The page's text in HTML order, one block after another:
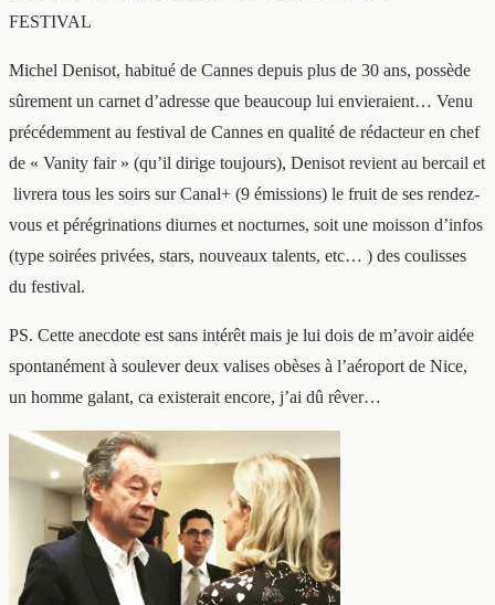
FESTIVAL
Michel Denisot, habitué de Cannes depuis plus de 30 ans, possède
sûrement un carnet d’adresse que beaucoup lui envieraient… Venu
précédemment au festival de Cannes en qualité de rédacteur en chef
de « Vanity fair » (qu’il dirige toujours), Denisot revient au bercail et
livrera tous les soirs sur Canal+ (9 émissions) le fruit de ses rendez-
vous et pérégrinations diurnes et nocturnes, soit une moisson d’infos
(type soirées privées, stars, nouveaux talents, etc… ) des coulisses
du festival.
PS. Cette anecdote est sans intérêt mais je lui dois de m’avoir aidée
spontanément à soulever deux valises obèses à l’aéroport de Nice,
un homme galant, ca existerait encore, j’ai dû rêver…